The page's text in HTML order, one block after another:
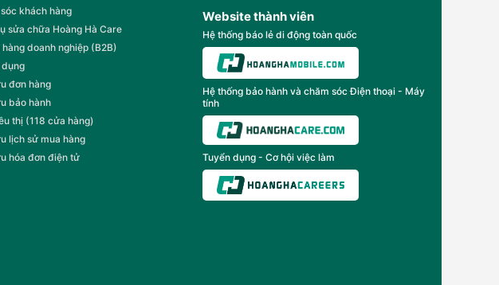
khách hàng
sửa chữa Hoàng Hà Care
hàng doanh nghiệp (B2B)
dụng
đơn hàng
bảo hành
thị (118 cửa hàng)
lịch sử mua hàng
hóa đơn điện tử
Website thành viên
Hệ thống báo lẻ di động toàn quốc
Hệ thống bảo hành và chăm sóc Điện thoại - Máy
tính
Tuyển dụng - Cơ hội việc làm